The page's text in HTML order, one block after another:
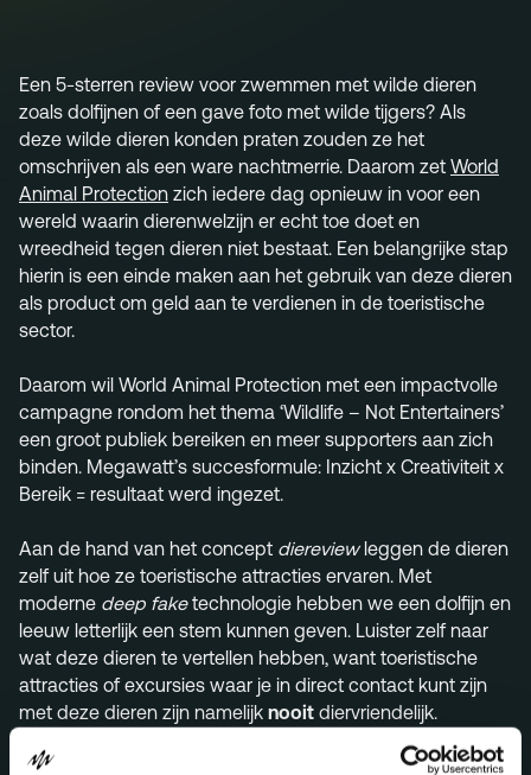
PR & Media
Menu
Services
Work
Culture
Insights
Careers
Contact
info@megawatt.agency
Een 5-sterren review voor zwemmen met wilde dieren
zoals dolfijnen of een gave foto met wilde tijgers? Als
deze wilde dieren konden praten zouden ze het
omschrijven als een ware nachtmerrie. Daarom zet World
Animal Protection zich iedere dag opnieuw in voor een
wereld waarin dierenwelzijn er echt toe doet en
wreedheid tegen dieren niet bestaat. Een belangrijke stap
hierin is een einde maken aan het gebruik van deze dieren
als product om geld aan te verdienen in de toeristische
sector.
Daarom wil World Animal Protection met een impactvolle
campagne rondom het thema ‘Wildlife – Not Entertainers’
een groot publiek bereiken en meer supporters aan zich
binden. Megawatt’s succesformule: Inzicht x Creativiteit x
Bereik = resultaat werd ingezet.
Aan de hand van het concept diereview leggen de dieren
zelf uit hoe ze toeristische attracties ervaren. Met
moderne deep faketechnologie hebben we een dolfijn en
leeuw letterlijk een stem kunnen geven. Luister zelf naar
wat deze dieren te vertellen hebben, want toeristische
attracties of excursies waar je in direct contact kunt zijn
met deze dieren zijn namelijk nooit diervriendelijk.